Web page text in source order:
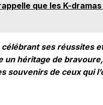
que les K-
ses réussites
un héritage de
souvenirs de ceux qui